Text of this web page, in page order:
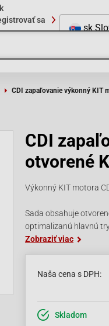
sa
sk
CDI zapaľovanie výkonný KIT
CDI
otvorené
Výkonný KIT motora
Sada obsahuje
optimalizanú hlavnú
Zobraziť viac
Naša cena s DPH:
Skladom